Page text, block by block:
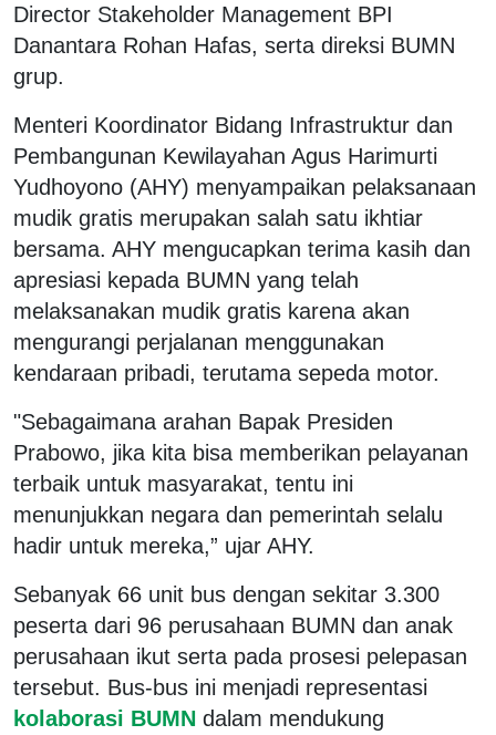
Director Stakeholder Management BPI
Danantara Rohan Hafas, serta direksi BUMN
grup.
Menteri Koordinator Bidang Infrastruktur dan
Pembangunan Kewilayahan Agus Harimurti
Yudhoyono (AHY) menyampaikan pelaksanaan
mudik gratis merupakan salah satu ikhtiar
bersama. AHY mengucapkan terima kasih dan
apresiasi kepada BUMN yang telah
melaksanakan mudik gratis karena akan
mengurangi perjalanan menggunakan
kendaraan pribadi, terutama sepeda motor.
"Sebagaimana arahan Bapak Presiden
Prabowo, jika kita bisa memberikan pelayanan
terbaik untuk masyarakat, tentu ini
menunjukkan negara dan pemerintah selalu
hadir untuk mereka,” ujar AHY.
Sebanyak 66 unit bus dengan sekitar 3.300
peserta dari 96 perusahaan BUMN dan anak
perusahaan ikut serta pada prosesi pelepasan
tersebut. Bus-bus ini menjadi representasi
kolaborasi BUMN dalam mendukung